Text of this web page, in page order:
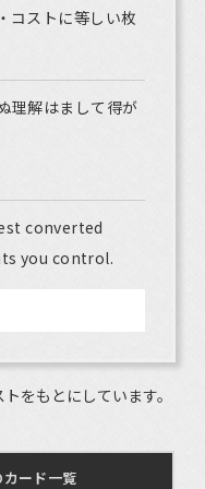
コストに等しい枚
理解はまして得が
converted
you control.
をもとにしています。
カード一覧